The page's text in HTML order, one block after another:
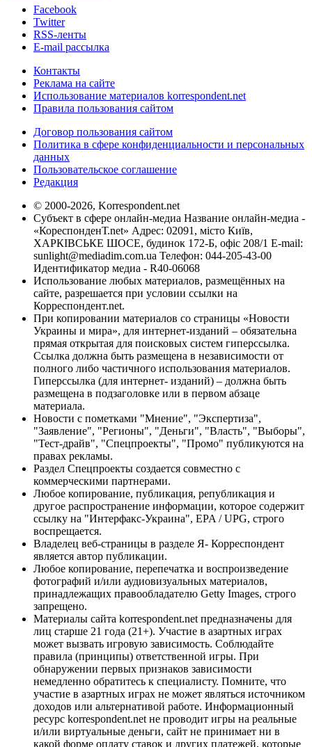
Facebook
Twitter
RSS-ленты
E-mail рассылка
Контакты
Реклама на сайте
Использование материалов korrespondent.net
Правила пользования сайтом
Договор пользования сайтом
Политика в сфере конфиденциальности и персональных
данных
Пользовательское соглашение
Редакция
© 2000-2026, Korrespondent.net
Субъект в сфере онлайн-медиа Название онлайн-медиа -
«КореспонденТ.net» Адрес: 02091, місто Київ,
ХАРКІВСЬКЕ ШОСЕ, будинок 172-Б, офіс 208/1 E-mail:
sunlight@mediadim.com.ua Телефон: 044-205-43-00
Идентификатор медиа - R40-06068
Использование любых материалов, размещённых на
сайте, разрешается при условии ссылки на
Корреспондент.net.
При копировании материалов со страницы «Новости
Украины и мира», для интернет-изданий – обязательна
прямая открытая для поисковых систем гиперссылка.
Ссылка должна быть размещена в независимости от
полного либо частичного использования материалов.
Гиперссылка (для интернет- изданий) – должна быть
размещена в подзаголовке или в первом абзаце
материала.
Новости с пометками "Мнение", "Экспертиза",
"Заявление", "Регионы", "Деньги", "Власть", "Выборы",
"Тест-драйв", "Спецпроекты", "Промо" публикуются на
правах рекламы.
Раздел Спецпроекты создается совместно с
коммерческими партнерами.
Любое копирование, публикация, републикация и
другое распространение информации, которое содержит
ссылку на "Интерфакс-Украина", EPA / UPG, строго
воспрещается.
Владелец веб-страницы в разделе Я- Корреспондент
является автор публикации.
Любое копирование, перепечатка и воспроизведение
фотографий и/или аудиовизуальных материалов,
принадлежащих правообладателю Getty Images, строго
запрещено.
Материалы сайта korrespondent.net предназначены для
лиц старше 21 года (21+). Участие в азартных играх
может вызвать игровую зависимость. Соблюдайте
правила (принципы) ответственной игры. При
обнаружении первых признаков зависимости
немедленно обратитесь к специалисту. Помните, что
участие в азартных играх не может являться источником
доходов или альтернативой работе. Информационный
ресурс korrespondent.net не проводит игры на реальные
и/или виртуальные деньги, сайт не принимает ни в
какой форме оплату ставок и других платежей, которые